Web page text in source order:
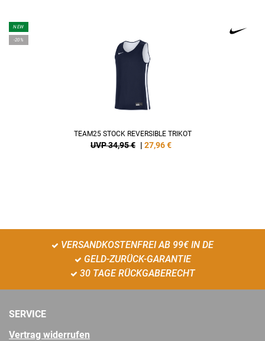
NEW
-20%
TEAM25 STOCK REVERSIBLE TRIKOT
UVP 34,95 € | 27,96€
VERSANDKOSTENFREI AB 99€ IN DE
GELD-ZURÜCK-GARANTIE
30 TAGE RÜCKGABERECHT
SERVICE
Vertrag widerrufen